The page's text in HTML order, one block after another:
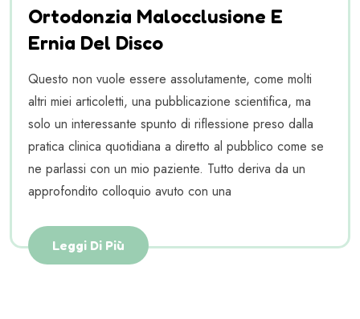
Ortodonzia Malocclusione E
Ernia Del Disco
Questo non vuole essere assolutamente, come molti
altri miei articoletti, una pubblicazione scientifica, ma
solo un interessante spunto di riflessione preso dalla
pratica clinica quotidiana a diretto al pubblico come se
ne parlassi con un mio paziente. Tutto deriva da un
approfondito colloquio avuto con una
Leggi Di Più